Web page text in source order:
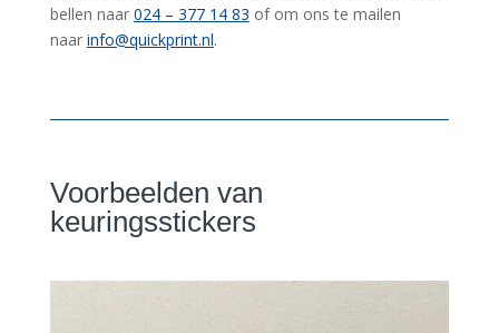
bellen naar 024 – 377 14 83 of om ons te mailen
naar info@quickprint.nl.
Voorbeelden van
keuringsstickers